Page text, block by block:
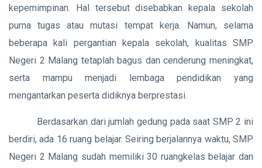
kepemimpinan. Hal tersebut disebabkan kepala sekolah
purna tugas atau mutasi tempat kerja. Namun, selama
beberapa kali pergantian kepala sekolah, kualitas SMP
Negeri 2 Malang tetaplah bagus dan cenderung meningkat,
serta mampu menjadi lembaga pendidikan yang
mengantarkan peserta didiknya berprestasi.
Berdasarkan dari jumlah gedung pada saat SMP 2 ini
berdiri, ada 16 ruang belajar. Seiring berjalannya waktu, SMP
Negeri 2 Malang sudah memiliki 30 ruangkelas belajar dan